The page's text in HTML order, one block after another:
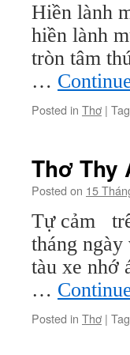
Hiền lành
hiền lành
tròn tâm
…
Posted in Thơ |
Thơ Thy
Posted on 15
Tự cảm
tháng
tàu xe nhớ
…
Posted in Thơ |